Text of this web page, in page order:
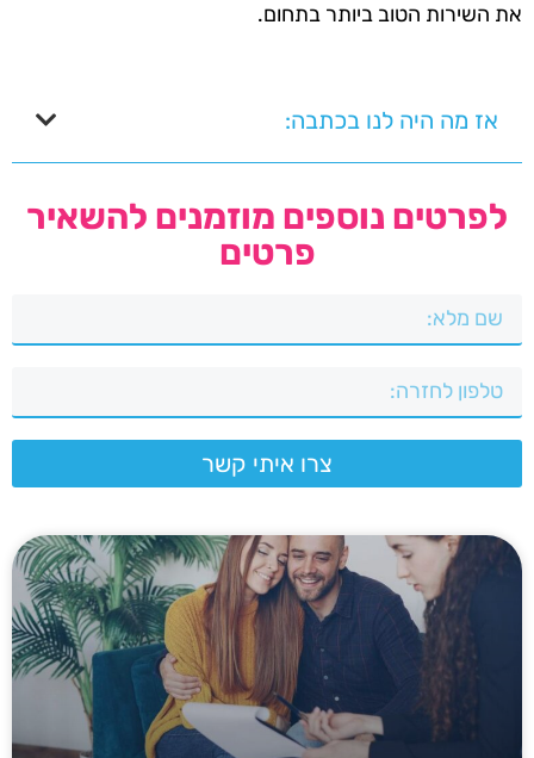
את השירות הטוב ביותר בתחום.
אז מה היה לנו בכתבה:
לפרטים נוספים מוזמנים להשאיר
פרטים
צרו איתי קשר